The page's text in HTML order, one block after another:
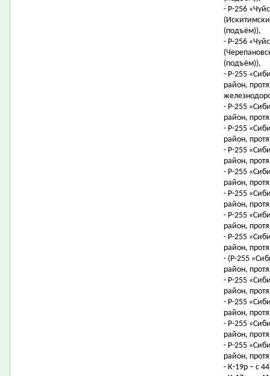
- Р-256
(подъём)),
- Р-256
(подъём)),
- Р-255
район,
- Р-255
район,
- Р-255
район,
- Р-255
район,
- Р-255
район,
- Р-255
район,
- Р-255
район,
- Р-255
район,
- (Р-255
район,
- Р-255
район,
- Р-255
район,
- Р-255
район,
- Р-255
район,
- К-19р – с